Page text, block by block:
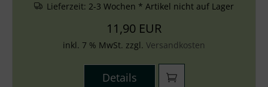
Lieferzeit: 2-3 Wochen * Artikel nicht auf Lager
11,90 EUR
inkl. 7 % MwSt. zzgl. Versandkosten
Details